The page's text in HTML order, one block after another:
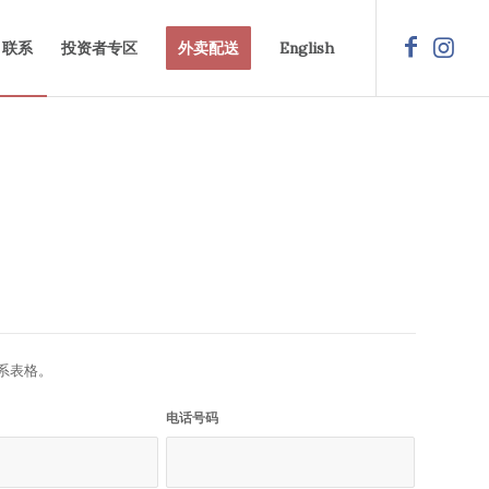
联系 投资者专区 外卖配送 English
格。
电话号码